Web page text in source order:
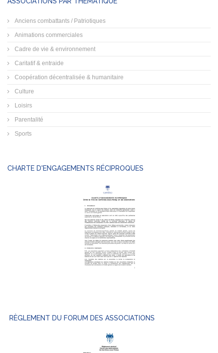
Anciens combattants / Patriotiques
Animations commerciales
Cadre de vie & environnement
Caritatif & entraide
Coopération décentralisée & humanitaire
Culture
Loisirs
Parentalité
Sports
CHARTE D'ENGAGEMENTS RÉCIPROQUES
RÈGLEMENT DU FORUM DES ASSOCIATIONS